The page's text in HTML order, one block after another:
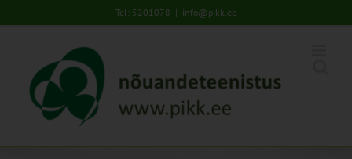
to
Tel: 5201078 | info@pikk.ee